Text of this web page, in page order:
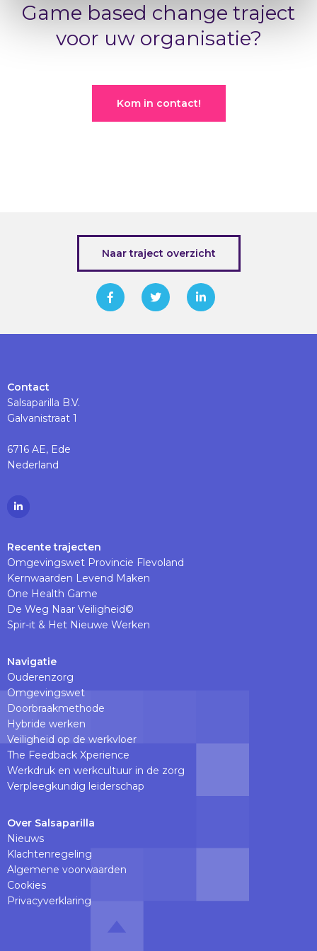
Game based change traject
voor uw organisatie?
Kom in contact!
Naar traject overzicht
Contact
Salsaparilla B.V.
Galvanistraat 1
6716 AE, Ede
Nederland
Ga
Linkedinpagina
Recente trajecten
Omgevingswet Provincie Flevoland
Kernwaarden Levend Maken
One Health Game
De Weg Naar Veiligheid©
Spir-it & Het Nieuwe Werken
Navigatie
Ouderenzorg
Omgevingswet
Doorbraakmethode
Hybride werken
Veiligheid op de werkvloer
The Feedback Xperience
Werkdruk en werkcultuur in de zorg
Verpleegkundig leiderschap
Over Salsaparilla
Nieuws
Klachtenregeling
Algemene voorwaarden
Cookies
Privacyverklaring